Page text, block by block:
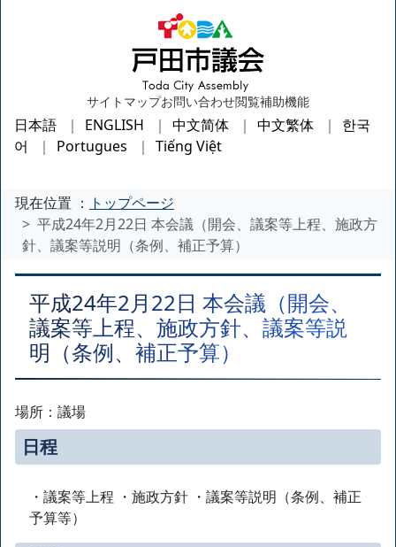
サイトマップお問い合わせ閲覧補助機能
日本語 ENGLISH 中文简体 中文繁体
한국
어
Portugues Tiếng Việt
現在位置 ： トップページ
平成24年2月22日 本会議（開会、議案等上程、施政方
針、議案等説明（条例、補正予算）
平成24年2月22日 本会議（開会、
議案等上程、施政方針、議案等説
明（条例、補正予算）
場所：議場
日程
・議案等上程 ・施政方針 ・議案等説明（条例、補正
予算等）